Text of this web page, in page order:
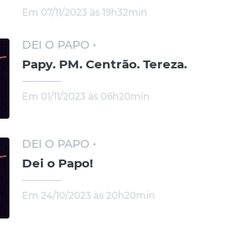
Em 07/11/2023 às 19h32min
DEI O PAPO •
Papy. PM. Centrão. Tereza.
Em 01/11/2023 às 06h20min
DEI O PAPO •
Dei o Papo!
Em 24/10/2023 às 20h20min